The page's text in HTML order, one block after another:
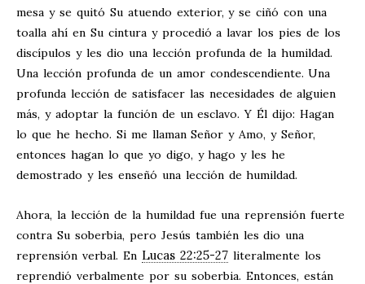
mesa y se quitó Su atuendo exterior, y se ciñó con una
toalla ahí en Su cintura y procedió a lavar los pies de los
discípulos y les dio una lección profunda de la humildad.
Una lección profunda de un amor condescendiente. Una
profunda lección de satisfacer las necesidades de alguien
más, y adoptar la función de un esclavo. Y Él dijo: Hagan
lo que he hecho. Si me llaman Señor y Amo, y Señor,
entonces hagan lo que yo digo, y hago y les he
demostrado y les enseñó una lección de humildad.
Ahora, la lección de la humildad fue una reprensión fuerte
contra Su soberbia, pero Jesús también les dio una
reprensión verbal. En Lucas 22:25-27literalmente los
reprendió verbalmente por su soberbia. Entonces, están